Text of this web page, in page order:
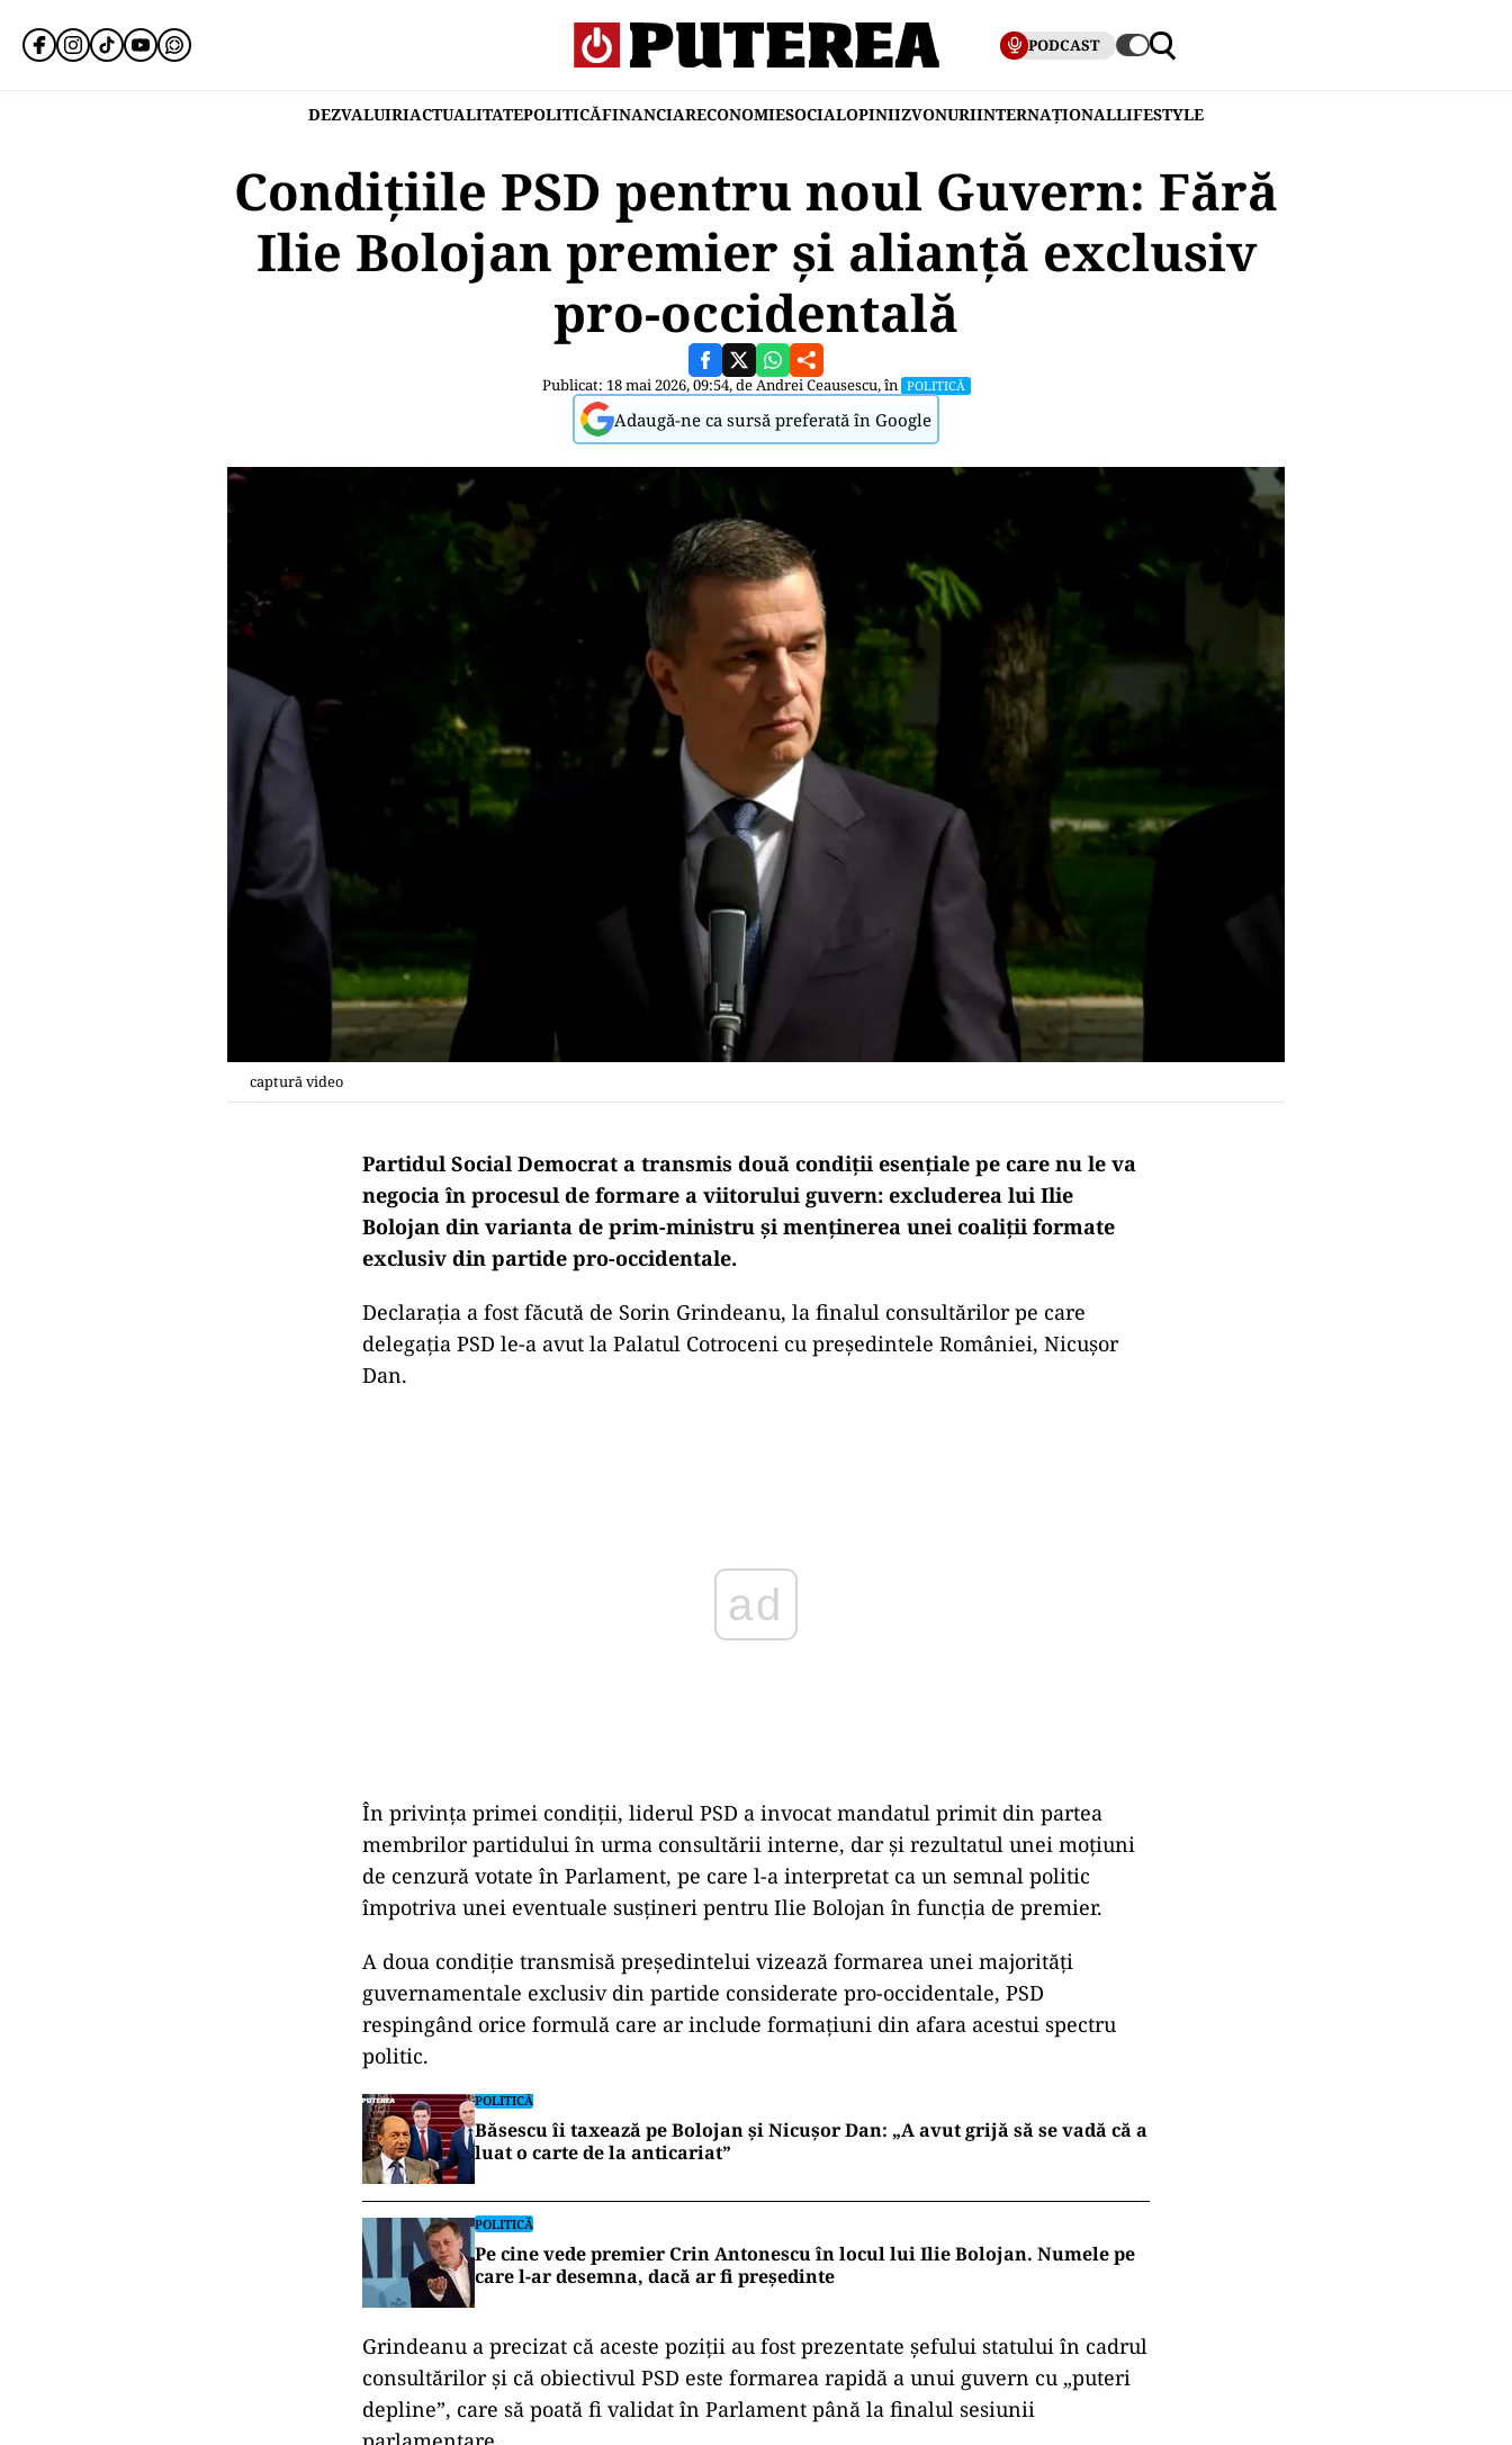
PODCAST
DEZVALUIRIACTUALITATEPOLITICĂFINANCIARECONOMIESOCIALOPINIIZVONURIINTERNAȚIONALLIFESTYLE
Condițiile PSD pentru noul Guvern: Fără
Ilie Bolojan premier și alianță exclusiv
pro-occidentală
Publicat: 18 mai 2026, 09:54, deAndrei Ceausescu, în POLITICĂ
Adaugă-ne ca sursă preferată în Google
captură video
Partidul Social Democrat a transmis două condiții esențiale pe care nu le va
negocia în procesul de formare a viitorului guvern: excluderea lui Ilie
Bolojan din varianta de prim-ministru și menținerea unei coaliții formate
exclusiv din partide pro-occidentale.
Declarația a fost făcută de Sorin Grindeanu, la finalul consultărilor pe care
delegația PSD le-a avut la Palatul Cotroceni cu președintele României, Nicușor
Dan.
ad
În privința primei condiții, liderul PSD a invocat mandatul primit din partea
membrilor partidului în urma consultării interne, dar și rezultatul unei moțiuni
de cenzură votate în Parlament, pe care l-a interpretat ca un semnal politic
împotriva unei eventuale susțineri pentru Ilie Bolojan în funcția de premier.
A doua condiție transmisă președintelui vizează formarea unei majorități
guvernamentale exclusiv din partide considerate pro-occidentale, PSD
respingând orice formulă care ar include formațiuni din afara acestui spectru
politic.
POLITICĂ
Băsescu îi taxează pe Bolojan și Nicușor Dan: „A avut grijă să se vadă că a
luat o carte de la anticariat”
POLITICĂ
Pe cine vede premier Crin Antonescu în locul lui Ilie Bolojan. Numele pe
care l-ar desemna, dacă ar fi președinte
Grindeanu a precizat că aceste poziții au fost prezentate șefului statului în cadrul
consultărilor și că obiectivul PSD este formarea rapidă a unui guvern cu „puteri
depline”, care să poată fi validat în Parlament până la finalul sesiunii